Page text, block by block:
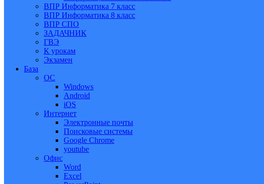
ВПР Информатика 7 класс
ВПР Информатика 8 класс
ВПР СПО
ЗАДАЧНИК
ГВЭ
К урокам
Экзамен
База
ОС
Windows
Android
iOS
Интернет
Электронные почты
Поисковые системы
Google Chrome
youtube
Офис
Word
Excel